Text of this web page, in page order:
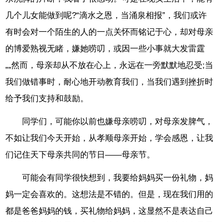
几个儿女能做到呢?“滴水之恩，当涌泉相报”，我们或许
有时会对一个陌生的人的一点关怀而铭记于心，却对母亲
的博爱熟视无睹，嫌她唠叨，或因一些小事就大发雷霆
„„然而，母亲却从不放在心上，永远在一旁默默地忍受;当
我们做错事时，耐心地开动教育我们，当我们遇到挫折时
给予我们支持和鼓励。
同学们，可能你以前也嫌母亲唠叨，对母亲发脾气，
不如让我们今天开始，从孝顺母亲开始，学会感恩，让我
们记住天下母亲共同的节日——母亲节。
可能会有同学很快想到，我要给妈妈买一份礼物，妈
妈一定会喜欢的。这想法是不错的。但是，现在我们用的
都是爸爸妈妈的钱，买礼物给妈妈，这显然不是表达自己